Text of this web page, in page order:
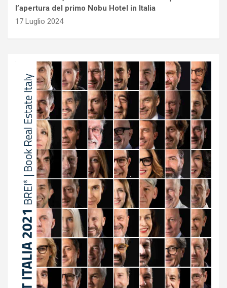
l’apertura del primo Nobu Hotel in Italia
17 Luglio 2024